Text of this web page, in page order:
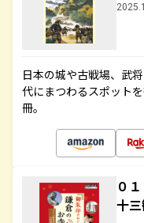
日本の城や古戦場、武
代にまつわるスポット
冊。
０
十